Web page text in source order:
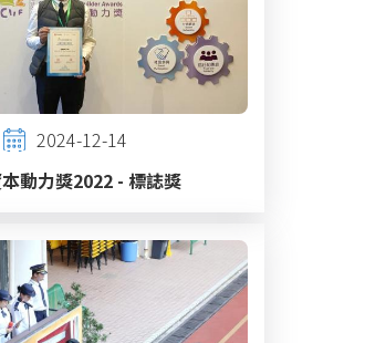
2024-12-14
動力獎2022 - 標誌獎